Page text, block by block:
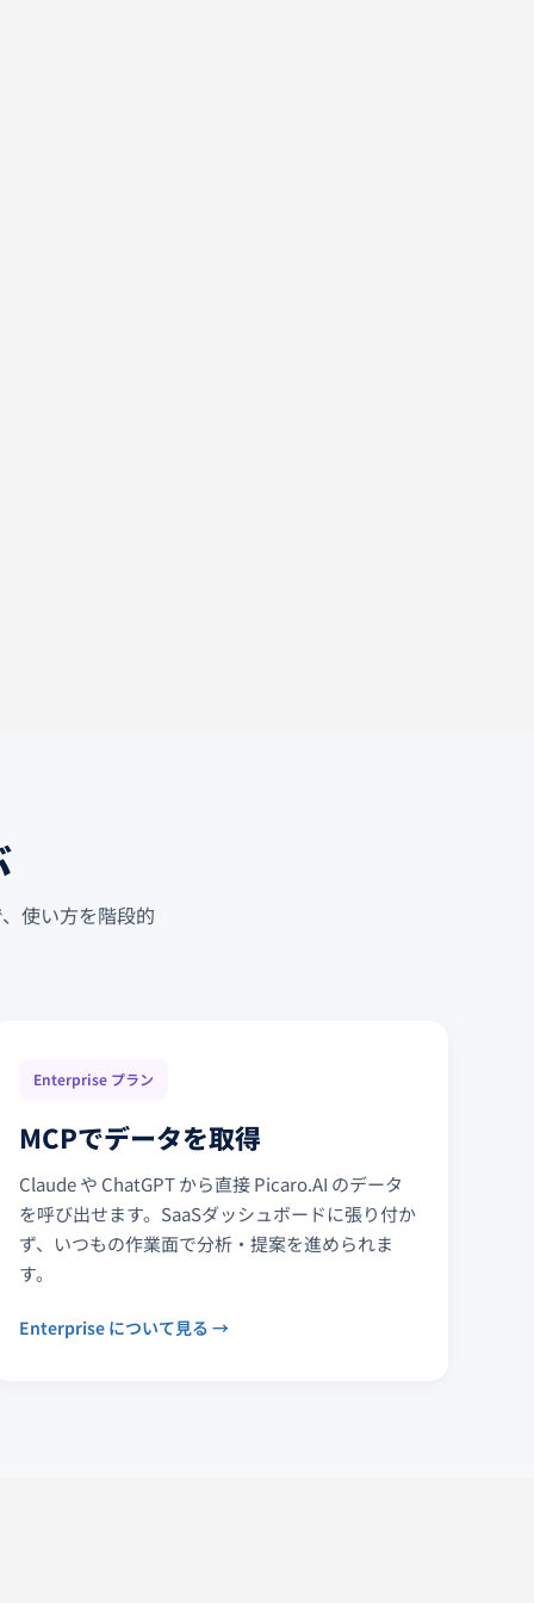
使い方を階段的
Enterprise プラン
MCPでデータを取得
Claude や ChatGPT から直接 Picaro.AI のデータ
を呼び出せます。SaaSダッシュボードに張り付か
ず、いつもの作業面で分析・提案を進められま
す。
Enterprise について見る →